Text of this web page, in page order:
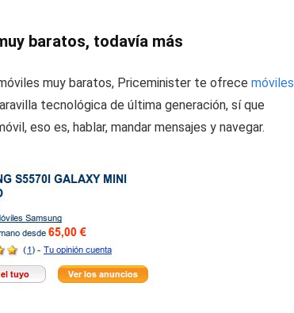
baratos, todavía más
muy baratos, Priceminister te ofrece móviles
tecnológica de última generación, sí que
eso es, hablar, mandar mensajes y navegar.